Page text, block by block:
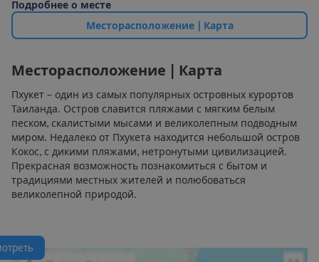
Подробнее о месте
Месторасположение Карта
Месторасположение Карта
Пхукет – один из самых популярных островных курортов
Таиланда. Остров славится пляжами с мягким белым
песком, скалистыми мысами и великолепным подводным
миром. Недалеко от Пхукета находится небольшой остров
Кокос, с дикими пляжами, нетронутыми цивилизацией.
Прекрасная возможность познакомиться с бытом и
традициями местных жителей и полюбоваться
великолепной природой.
отреть